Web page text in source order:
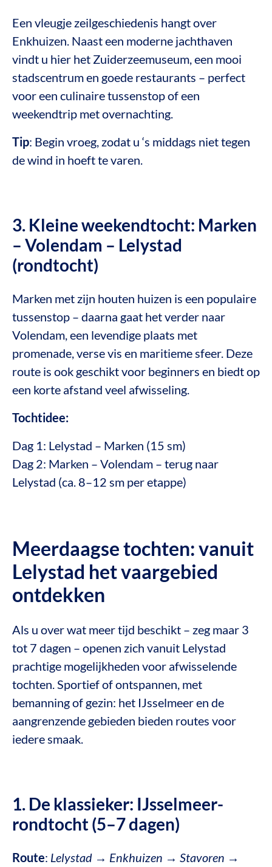
Een vleugje zeilgeschiedenis hangt over
Enkhuizen. Naast een moderne jachthaven
vindt u hier het Zuiderzeemuseum, een mooi
stadscentrum en goede restaurants – perfect
voor een culinaire tussenstop of een
weekendtrip met overnachting.
Tip: Begin vroeg, zodat u ‘s middags niet tegen
de wind in hoeft te varen.
3. Kleine weekendtocht: Marken
– Volendam – Lelystad
(rondtocht)
Marken met zijn houten huizen is een populaire
tussenstop – daarna gaat het verder naar
Volendam, een levendige plaats met
promenade, verse vis en maritieme sfeer. Deze
route is ook geschikt voor beginners en biedt op
een korte afstand veel afwisseling.
Tochtidee:
Dag 1: Lelystad – Marken (15 sm)
Dag 2: Marken – Volendam – terug naar
Lelystad (ca. 8–12 sm per etappe)
Meerdaagse tochten: vanuit
Lelystad het vaargebied
ontdekken
Als u over wat meer tijd beschikt – zeg maar 3
tot 7 dagen – openen zich vanuit Lelystad
prachtige mogelijkheden voor afwisselende
tochten. Sportief of ontspannen, met
bemanning of gezin: het IJsselmeer en de
aangrenzende gebieden bieden routes voor
iedere smaak.
1. De klassieker: IJsselmeer-
rondtocht (5–7 dagen)
Route: Lelystad → Enkhuizen → Stavoren →